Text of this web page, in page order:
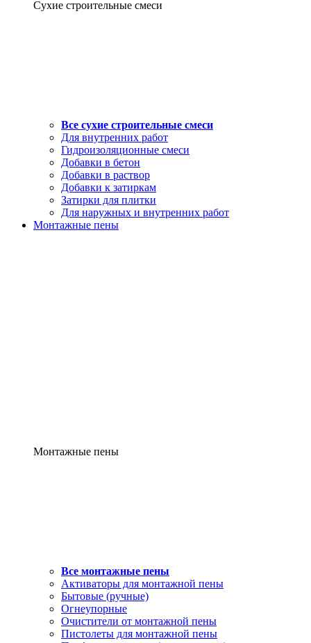
Сухие строительные смеси
Все сухие строительные смеси
Для внутренних работ
Гидроизоляционные смеси
Добавки в бетон
Добавки в раствор
Добавки к затиркам
Затирки для плитки
Для наружных и внутренних работ
Монтажные пены
Монтажные пены
Все монтажные пены
Активаторы для монтажной пены
Бытовые (ручные)
Огнеупорные
Очистители от монтажной пены
Пистолеты для монтажной пены